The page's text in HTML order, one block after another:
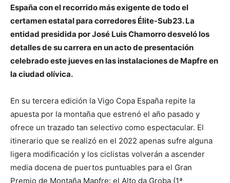
España con el recorrido más exigente de todo el
certamen estatal para corredores Élite-Sub23. La
entidad presidida por José Luis Chamorro desveló los
detalles de su carrera en un acto de presentación
celebrado este jueves en las instalaciones de Mapfre en
la ciudad olívica.
En su tercera edición la Vigo Copa España repite la
apuesta por la montaña que estrenó el año pasado y
ofrece un trazado tan selectivo como espectacular. El
itinerario que se realizó en el 2022 apenas sufre alguna
ligera modificación y los ciclistas volverán a ascender
media docena de puertos puntuables para el Gran
Premio de Montaña Mapfre: el Alto da Groba (1ª